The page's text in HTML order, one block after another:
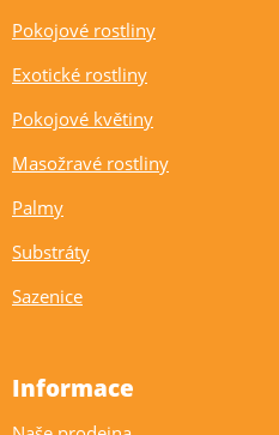
Pokojové rostliny
Exotické rostliny
Pokojové květiny
Masožravé rostliny
Palmy
Substráty
Sazenice
Informace